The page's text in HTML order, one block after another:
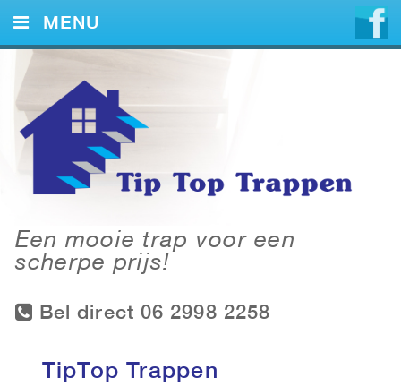
Een mooie trap voor een
scherpe prijs!
Bel direct 06 2998 2258
MENU
HOME
DIENSTEN
VOORBEELDEN
CONTACT
TipTop Trappen